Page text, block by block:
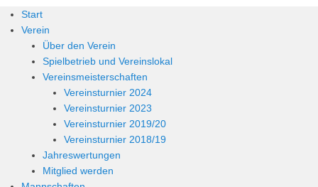
Start
Verein
Über den Verein
Spielbetrieb und Vereinslokal
Vereinsmeisterschaften
Vereinsturnier 2024
Vereinsturnier 2023
Vereinsturnier 2019/20
Vereinsturnier 2018/19
Jahreswertungen
Mitglied werden